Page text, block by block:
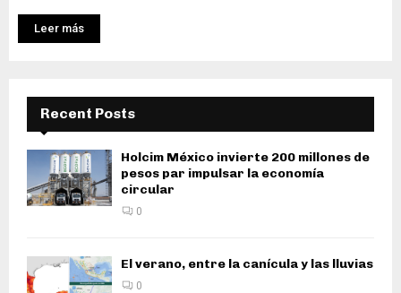
Leer más
Recent Posts
Holcim México invierte 200 millones de
pesos par impulsar la economía
circular
0
El verano, entre la canícula y las lluvias
0